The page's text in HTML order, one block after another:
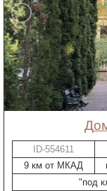
ID-554611
9 км от МКАД
"под